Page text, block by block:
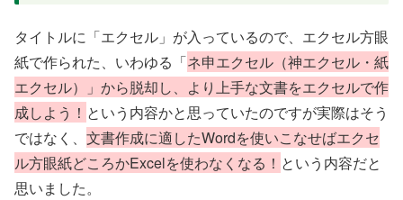
タイトルに「エクセル」が入っているので、エクセル方眼
紙で作られた、いわゆる「ネ申エクセル（神エクセル・紙
エクセル）」から脱却し、より上手な文書をエクセルで作
成しよう！ という内容かと思っていたのですが実際はそう
ではなく、 文書作成に適したWordを使いこなせばエクセ
ル方眼紙どころかExcelを使わなくなる！ という内容だと
思いました。